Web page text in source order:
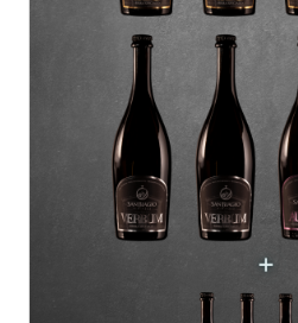
AGGIUNGI AL CARRELLO